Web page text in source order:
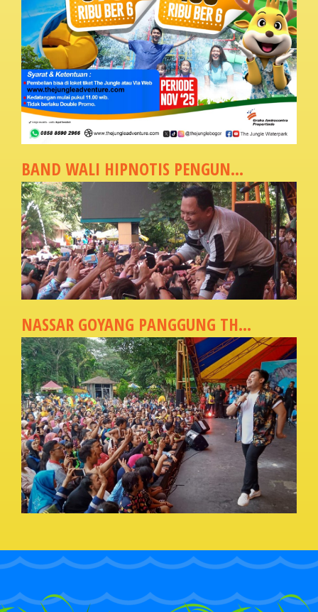
BAND WALI HIPNOTIS PENGUN...
NASSAR GOYANG PANGGUNG TH...